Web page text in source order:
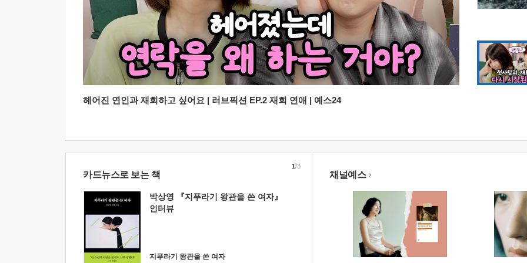
헤어진 연인과 재회하고 싶어요 | 러브픽션 EP.2 재회 연애 | 예스24
카드뉴스로 보는 책
박상영 『지푸라기 왕관을 쓴 여자』
인터뷰
지푸라기 왕관을 쓴 여자
1/3
채널예스